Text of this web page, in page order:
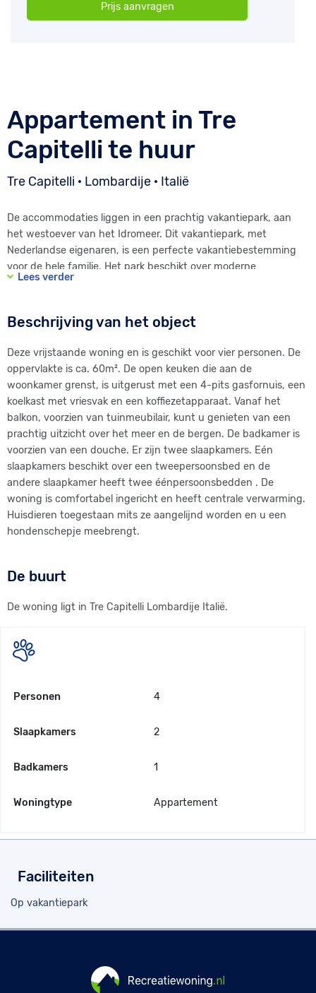
Prijs aanvragen
Appartement in Tre
Capitelli te huur
Tre Capitelli · Lombardije · Italië
De accommodaties liggen in een prachtig vakantiepark, aan
het westoever van het Idromeer. Dit vakantiepark, met
Nederlandse eigenaren, is een perfecte vakantiebestemming
voor de hele familie. Het park beschikt over moderne
appartementen, een uitstekend restaurant, een pizzeria, een
hebben de gasten beschikking over een groot zwembad
(20x10m). Hier vandaan heeft men een prachtig uitzicht over
de bergen en het meer. Het Idromeer is erg populair bij
natuurliefhebbers en is de ideale bestemming voor degene die
op zoek zijn naar rust en ontspanning. Maar ook voor degene
die graag mooie gebieden willen bezoeken is dit de perfecte
vakantiebestemming.
Tijdens het hoogseizoen worden in het park wekelijks diverse,
leuke activiteiten organiseert. Vanaf medio juni tot en met
medio september is er een surfschool waar ook surfplanken
gehuurd kunnen worden.
Kinderen, zowel beginner als ook gevorderden tot ca. 16 jaar
en tafeltennis wedstrijden georganiseerd. Andere activiteiten
Lees verder
Beschrijving van het object
Deze vrijstaande woning en is geschikt voor vier personen. De
oppervlakte is ca. 60m². De open keuken die aan de
woonkamer grenst, is uitgerust met een 4-pits gasfornuis, een
koelkast met vriesvak en een koffiezetapparaat. Vanaf het
balkon, voorzien van tuinmeubilair, kunt u genieten van een
prachtig uitzicht over het meer en de bergen. De badkamer is
voorzien van een douche. Er zijn twee slaapkamers. Eén
slaapkamers beschikt over een tweepersoonsbed en de
andere slaapkamer heeft twee éénpersoonsbedden . De
woning is comfortabel ingericht en heeft centrale verwarming.
Huisdieren toegestaan mits ze aangelijnd worden en u een
hondenschepje meebrengt.
De buurt
De woning ligt in Tre Capitelli Lombardije Italië.
Personen 4
Slaapkamers 2
Badkamers 1
Woningtype Appartement
Faciliteiten
Op vakantiepark